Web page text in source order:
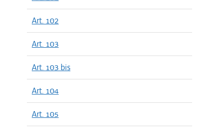
Art. 102
Art. 103
Art. 103 bis
Art. 104
Art. 105